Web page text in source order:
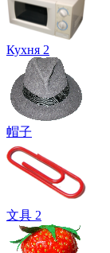
Кухня 2
帽子
文具 2